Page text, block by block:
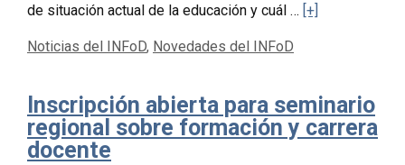
de situación actual de la educación y cuál … [+]
Categorías
Noticias del INFoD, Novedades del INFoD
Inscripción abierta para seminario
regional sobre formación y carrera
docente